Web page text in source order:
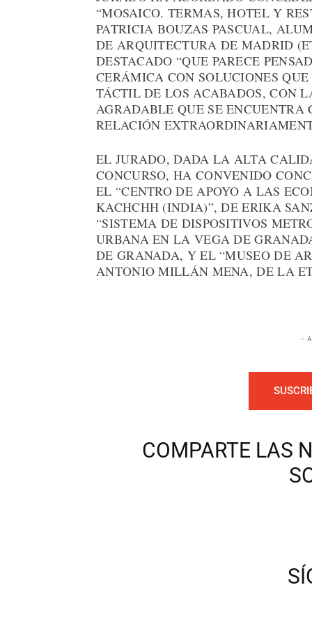
“MOSAICO. TERMAS, HOTEL Y
PATRICIA BOUZAS PASCUAL,
DE ARQUITECTURA DE MADRID
DESTACADO “QUE PARECE
CERÁMICA CON SOLUCIONES
TÁCTIL DE LOS ACABADOS, CON
AGRADABLE QUE SE
RELACIÓN
EL JURADO, DADA LA ALTA
CONCURSO, HA CONVENIDO
EL “CENTRO DE APOYO A LAS
KACHCHH (INDIA)”, DE ERIKA
“SISTEMA DE DISPOSITIVOS
URBANA EN LA VEGA DE
DE GRANADA, Y EL “MUSEO DE
ANTONIO MILLÁN MENA, DE LA
-
COMPARTE LAS